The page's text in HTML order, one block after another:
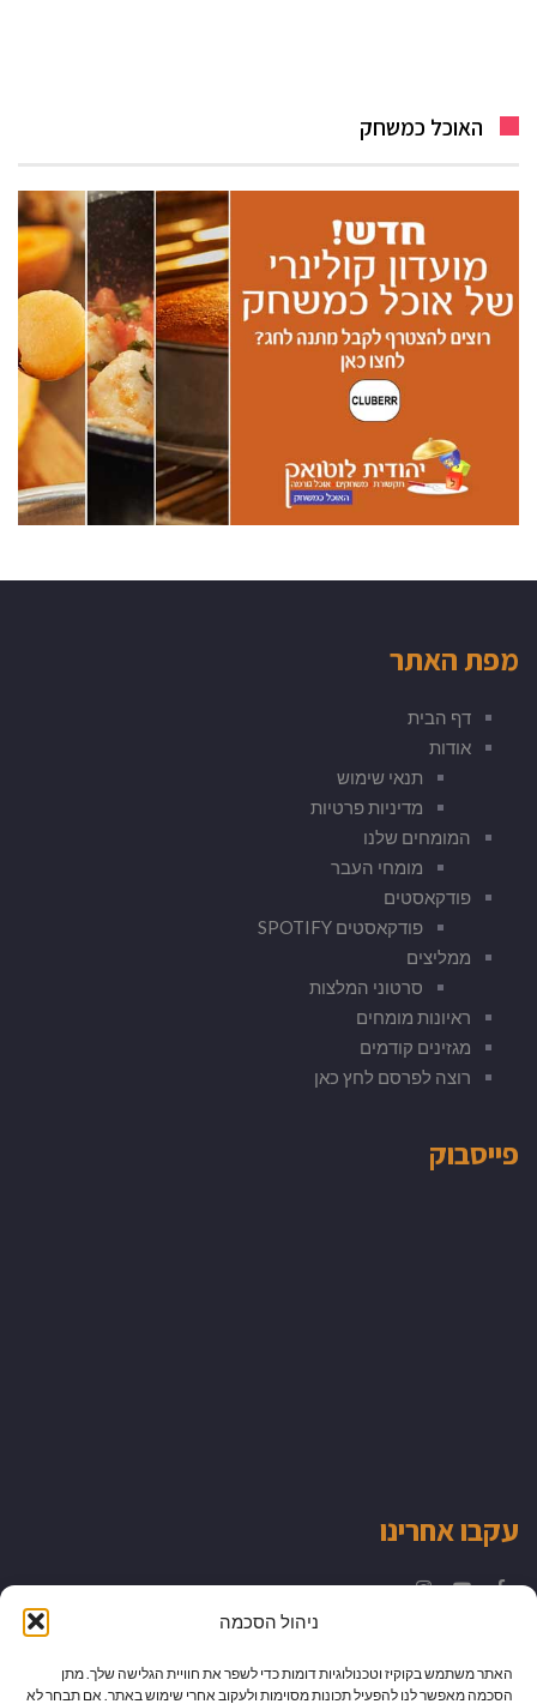
ניהול הסכמה
האתר משתמש בקוקיז וטכנולוגיות דומות כדי לשפר את חוויית הגלישה שלך. מתן
הסכמה מאפשר לנו להפעיל תכונות מסוימות ולעקוב אחרי שימוש באתר. אם תבחר לא
האוכל כמשחק
מפת האתר
דף הבית
אודות
תנאי שימוש
מדיניות פרטיות
המומחים שלנו
מומחי העבר
פודקאסטים
פודקאסטים SPOTIFY
ממליצים
סרטוני המלצות
ראיונות מומחים
מגזינים קודמים
רוצה לפרסם לחץ כאן
פייסבוק
עקבו אחרינו